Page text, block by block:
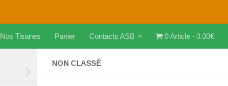
Nos Tisanes Panier Contacts ASB 0 Article 0.00€
NON CLASSÉ